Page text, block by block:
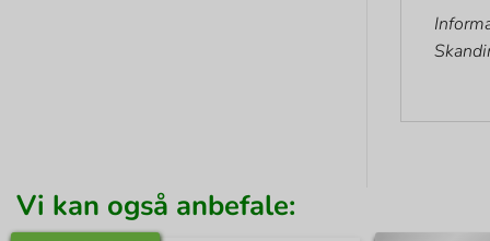
Vi kan også anbefale: